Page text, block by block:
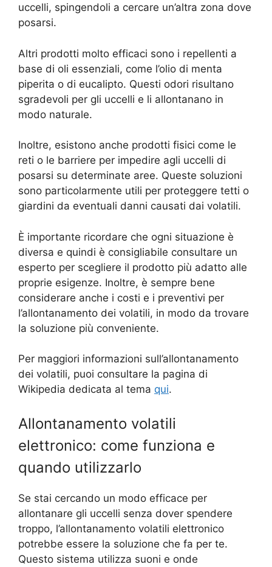
uccelli, spingendoli a cercare un’altra zona dove
posarsi.
Altri prodotti molto efficaci sono i repellenti a
base di oli essenziali, come l’olio di menta
piperita o di eucalipto. Questi odori risultano
sgradevoli per gli uccelli e li allontanano in
modo naturale.
Inoltre, esistono anche prodotti fisici come le
reti o le barriere per impedire agli uccelli di
posarsi su determinate aree. Queste soluzioni
sono particolarmente utili per proteggere tetti o
giardini da eventuali danni causati dai volatili.
È importante ricordare che ogni situazione è
diversa e quindi è consigliabile consultare un
esperto per scegliere il prodotto più adatto alle
proprie esigenze. Inoltre, è sempre bene
considerare anche i costi e i preventivi per
l’allontanamento dei volatili, in modo da trovare
la soluzione più conveniente.
Per maggiori informazioni sull’allontanamento
dei volatili, puoi consultare la pagina di
Wikipedia dedicata al tema qui.
Allontanamento volatili
elettronico: come funziona e
quando utilizzarlo
Se stai cercando un modo efficace per
allontanare gli uccelli senza dover spendere
troppo, l’allontanamento volatili elettronico
potrebbe essere la soluzione che fa per te.
Questo sistema utilizza suoni e onde